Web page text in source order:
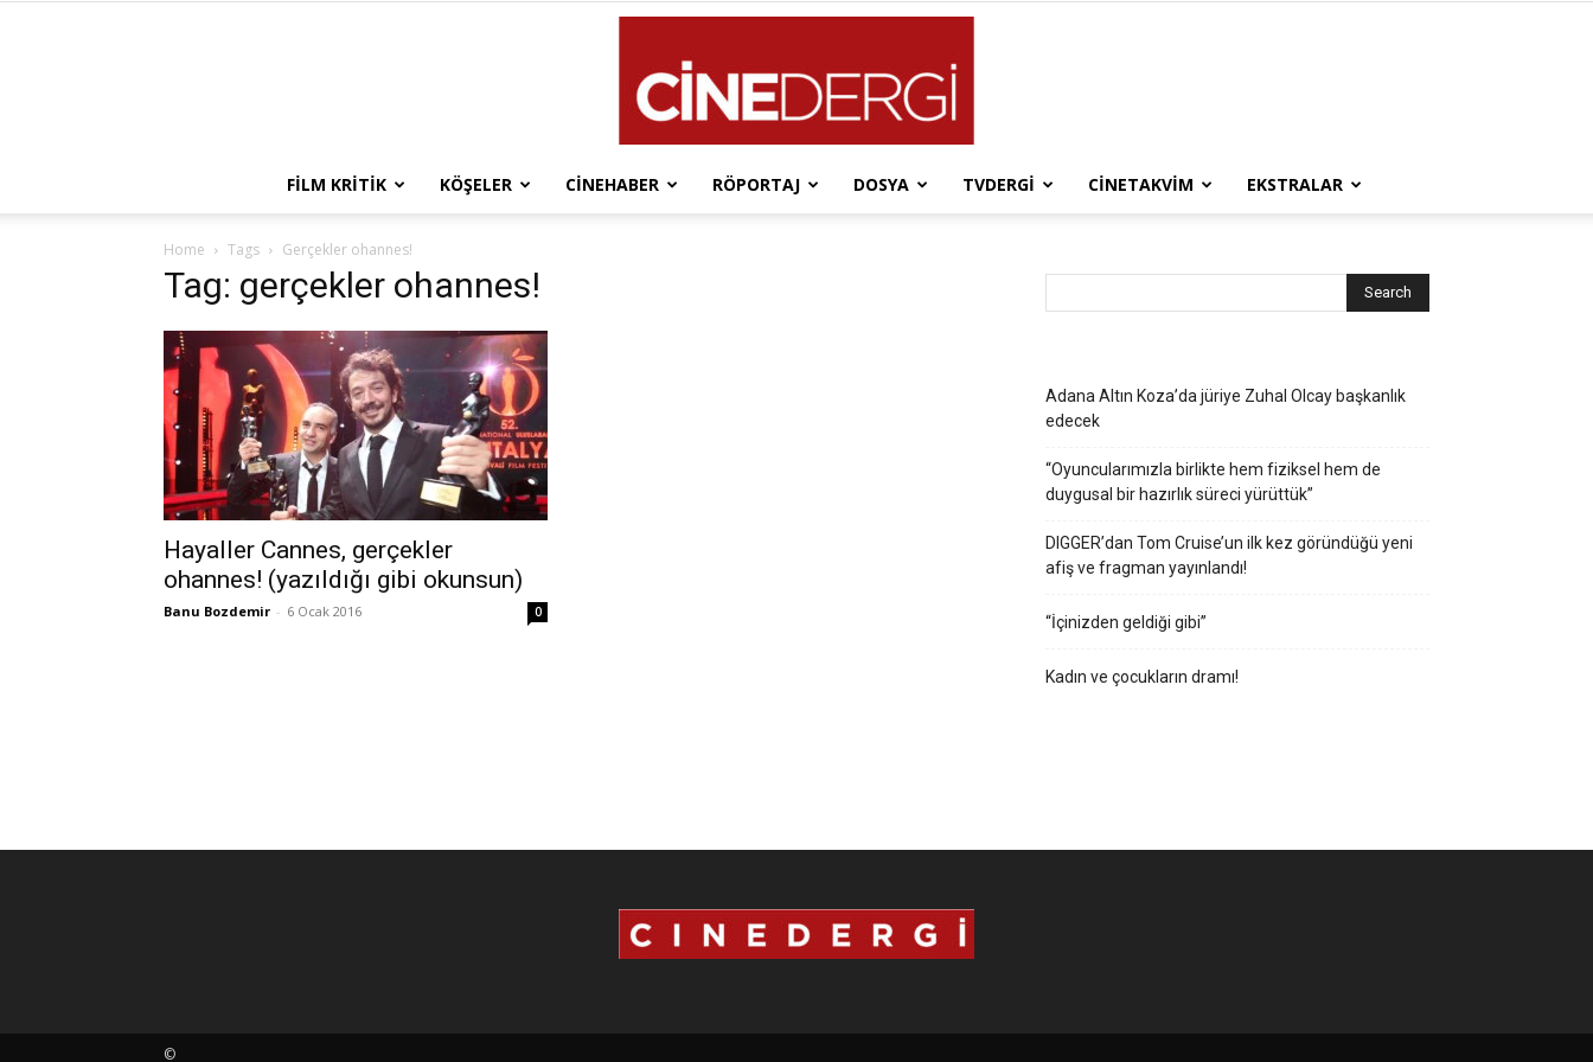
FILM KRITIK KÖŞELER CINEHABER RÖPORTAJ DOSYA TVDERGI CINETAKVIM EKSTRALAR
Home Tags Gerçekler ohannes!
Tag: gerçekler ohannes!
Hayaller Cannes, gerçekler
ohannes! (yazıldığı gibi okunsun)
Banu Bozdemir - 6 Ocak 2016 0
Adana Altın Koza’da jüriye Zuhal Olcay başkanlık
edecek
“Oyuncularımızla birlikte hem fiziksel hem de
duygusal bir hazırlık süreci yürüttük”
DIGGER’dan Tom Cruise’un ilk kez göründüğü yeni
afiş ve fragman yayınlandı!
“İçinizden geldiği gibi”
Kadın ve çocukların dramı!
©